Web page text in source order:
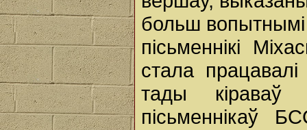
больш
пісьменнікі
стала
тады кіраваў
пісьменнікаў